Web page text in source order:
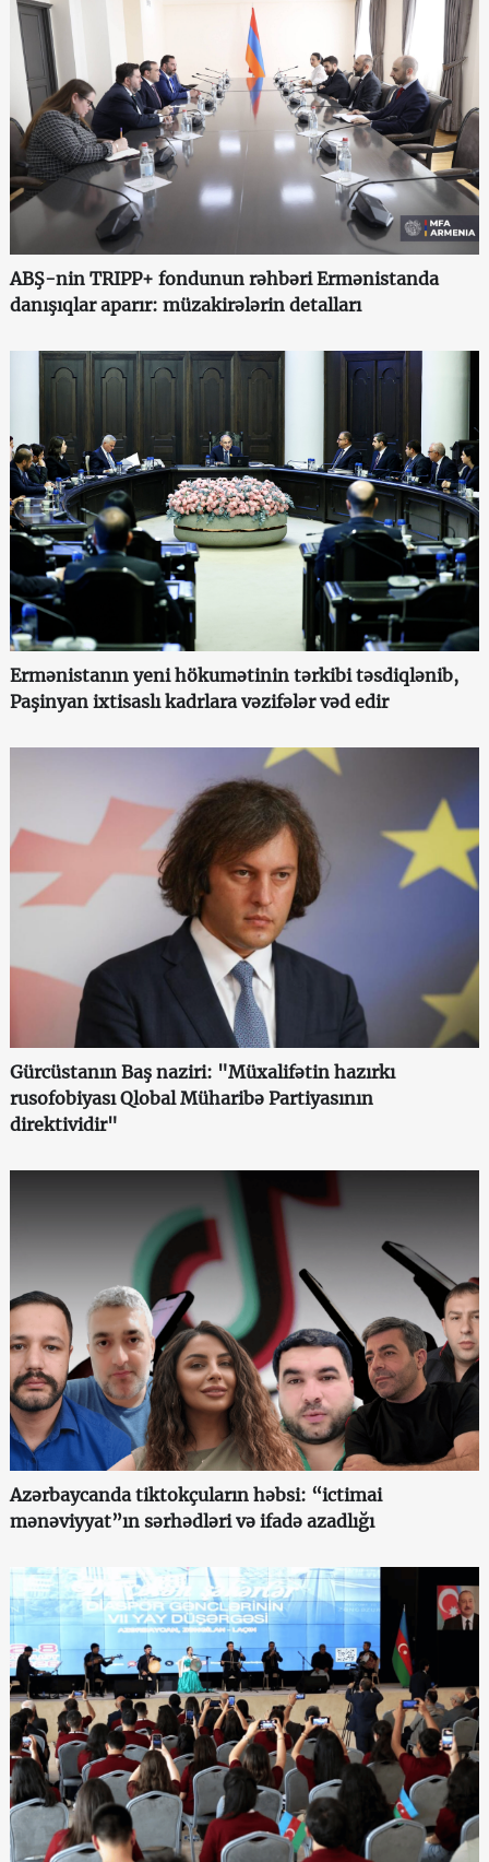
ABŞ-nin TRIPP+ fondunun rəhbəri Ermənistanda
danışıqlar aparır: müzakirələrin detalları
Ermənistanın yeni hökumətinin tərkibi təsdiqlənib,
Paşinyan ixtisaslı kadrlara vəzifələr vəd edir
Gürcüstanın Baş naziri: "Müxalifətin hazırkı
rusofobiyası Qlobal Müharibə Partiyasının
direktividir"
Azərbaycanda tiktokçuların həbsi: “ictimai
mənəviyyat”ın sərhədləri və ifadə azadlığı